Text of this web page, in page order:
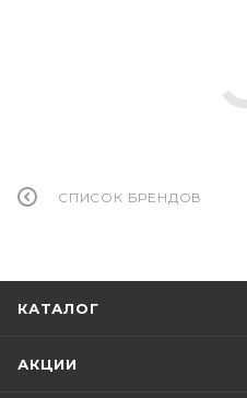
СПИСОК БРЕНДОВ
КАТАЛОГ
АКЦИИ